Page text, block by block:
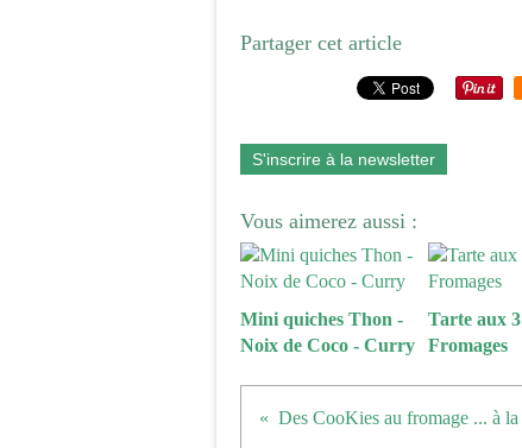
Partager cet article
S'inscrire à la newsletter
Vous aimerez aussi :
Mini quiches Thon -
Noix de Coco - Curry
Tarte aux 3
Fromages